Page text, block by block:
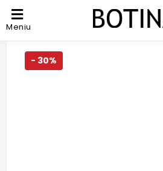
Meniu
- 30%